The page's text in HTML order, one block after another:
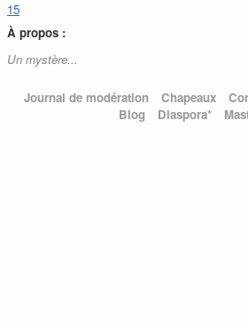
15
À propos :
Un mystère...
Journal de modération Chapeaux
Blog
Diaspora*